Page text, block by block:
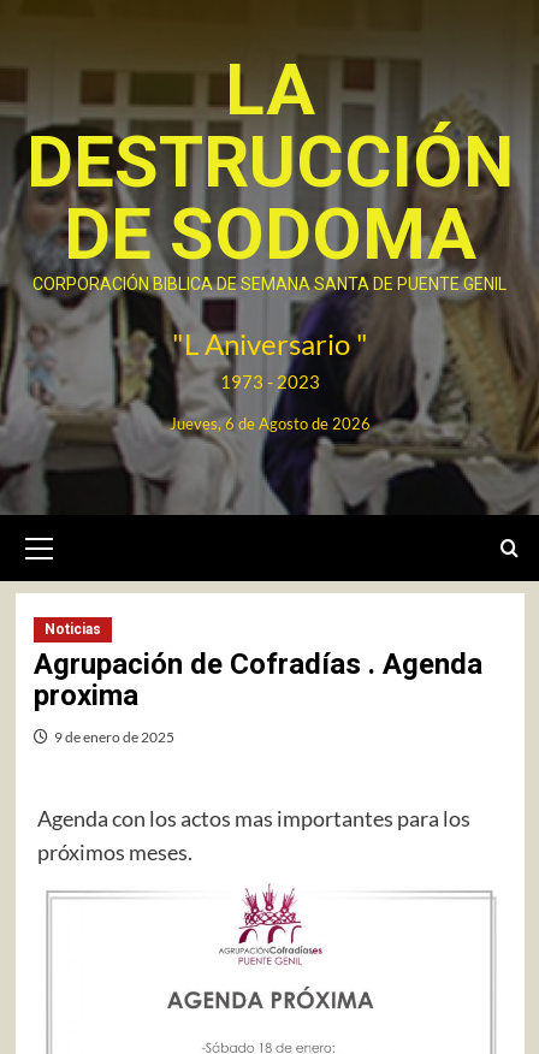
contenido
LA
DESTRUCCIÓN
DE SODOMA
CORPORACIÓN BIBLICA DE SEMANA SANTA DE PUENTE GENIL
"L Aniversario "
1973 - 2023
Jueves, 6 de Agosto de 2026
primario
Noticias
Agrupación de Cofradías . Agenda
proxima
9 de enero de 2025
Agenda con los actos mas importantes para los
próximos meses.